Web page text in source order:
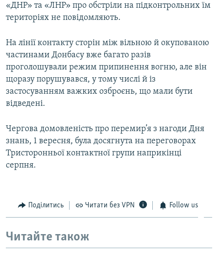
«ДНР» та «ЛНР» про обстріли на підконтрольних їм
територіях не повідомляють.
На лінії контакту сторін між вільною й окупованою
частинами Донбасу вже багато разів
проголошували режим припинення вогню, але він
щоразу порушувався, у тому числі й із
застосуванням важких озброєнь, що мали бути
відведені.
Чергова домовленість про перемир’я з нагоди Дня
знань, 1 вересня, була досягнута на переговорах
Тристоронньої контактної групи наприкінці
серпня.
Поділитись Читати без VPN Follow us
Читайте також